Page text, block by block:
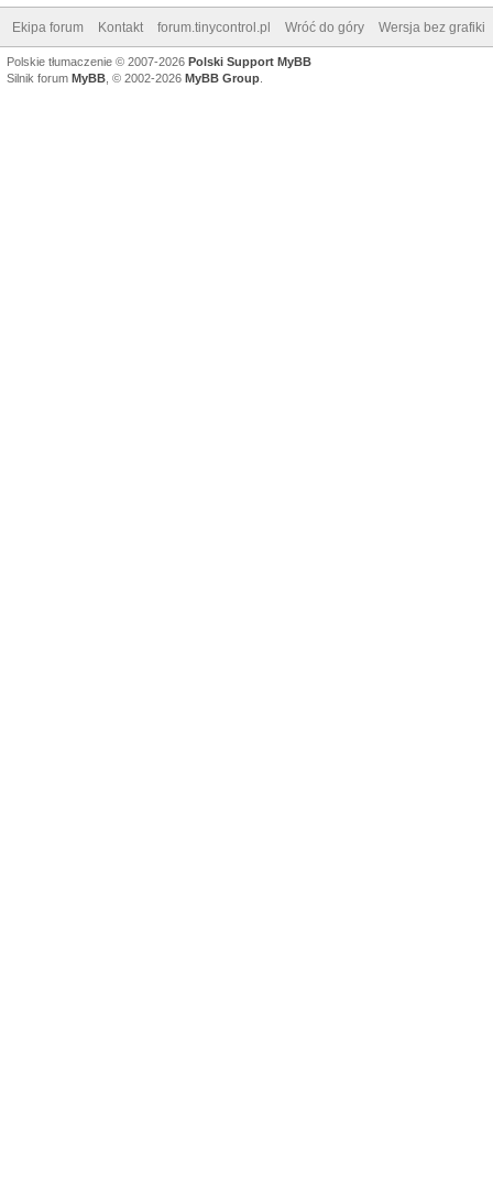
Ekipa forum Kontakt forum.tinycontrol.pl Wróć do góry Wersja bez grafiki
Polskie tłumaczenie © 2007-2026 Polski Support MyBB
Silnik forum MyBB , © 2002-2026 MyBB Group